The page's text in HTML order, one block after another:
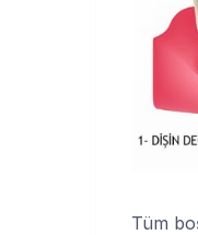
Tüm